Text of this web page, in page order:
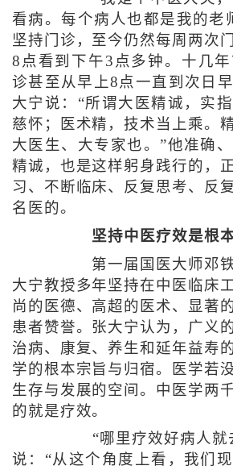
看病。每个病人也都是我的老
坚持门诊，至今仍然每周两次
8点看到下午3点多钟。十几
诊甚至从早上8点一直到次日
大宁说：“所谓大医精诚，实
慈怀；医术精，技术当上乘。
大医生、大专家也。”他准确
精诚，也是这样躬身践行的，
习、不断临床、反复思考、反
名医的。
坚持中医疗效是根
第一届国医大师邓铁
大宁教授多年坚持在中医临床
尚的医德、高超的医术、显著
患者赞誉。张大宁认为，广义
治病、康复、养生和延年益寿
学的根本宗旨与归宿。医学若
生存与发展的空间。中医学两
的就是疗效。
“哪里疗效好病人就
说：“从这个角度上看，我们